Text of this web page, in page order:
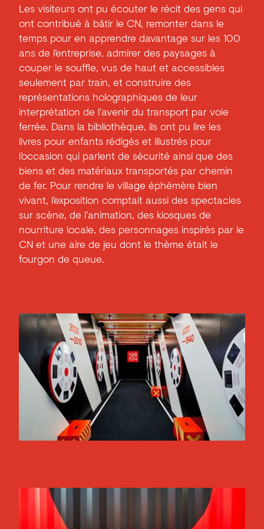
Les visiteurs ont pu écouter le récit des gens qui
ont contribué à bâtir le CN, remonter dans le
temps pour en apprendre davantage sur les 100
ans de l’entreprise, admirer des paysages à
couper le souffle, vus de haut et accessibles
seulement par train, et construire des
représentations holographiques de leur
interprétation de l’avenir du transport par voie
ferrée. Dans la bibliothèque, ils ont pu lire les
livres pour enfants rédigés et illustrés pour
l’occasion qui parlent de sécurité ainsi que des
biens et des matériaux transportés par chemin
de fer. Pour rendre le village éphémère bien
vivant, l’exposition comptait aussi des spectacles
sur scène, de l’animation, des kiosques de
nourriture locale, des personnages inspirés par le
CN et une aire de jeu dont le thème était le
fourgon de queue.